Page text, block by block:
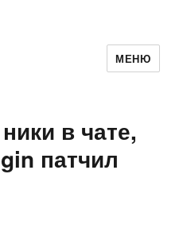
МЕНЮ
в чате,
патчил